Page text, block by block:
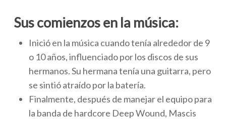
Sus comienzos en la música:
Inició en la música cuando tenía alrededor de 9
o 10 años, influenciado por los discos de sus
hermanos. Su hermana tenía una guitarra, pero
se sintió atraído por la batería.
Finalmente, después de manejar el equipo para
la banda de hardcore Deep Wound, Mascis